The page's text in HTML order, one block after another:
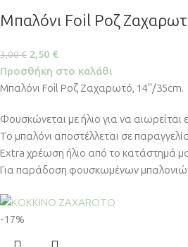
Μπαλόνι Foil Ροζ
3,00€ 2,50 €
Προσθήκη στο καλάθι
Μπαλόνι Foil Ροζ Ζαχαρωτό, 14''/35cm.
Φουσκώνεται με ήλιο για να αιωρείται
Το μπαλόνι αποστέλλεται σε
Extra χρέωση ήλιο από το κατάστημά
Για παράδοση φουσκωμένων μπαλονιών
-17%